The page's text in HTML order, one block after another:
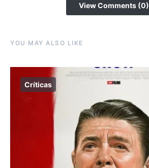
View Comments (0)
YOU MAY ALSO LIKE
Críticas